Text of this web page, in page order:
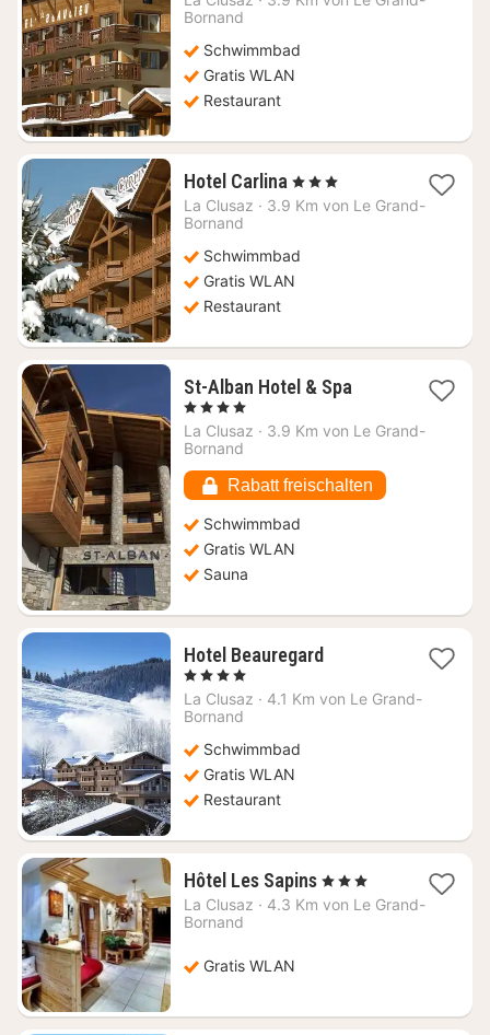
Bornand
Schwimmbad
Gratis WLAN
Restaurant
Hotel Carlina 1
Nacht
€
, 3 Sterne
La Clusaz · 3.9 Km von Le Grand-
Bornand
Schwimmbad
Gratis WLAN
Restaurant
St-Alban Hotel & Spa1
ab
, 4 Sterne
La Clusaz · 3.9 Km von Le Grand-
Bornand
Rabatt freischalten
Schwimmbad
Gratis WLAN
Sauna
Hotel Beauregard1
ab
, 4 Sterne
La Clusaz · 4.1 Km von Le Grand-
Bornand
Schwimmbad
Gratis WLAN
Restaurant
Hôtel Les Sapins1
Nacht
, 3 Sterne
La Clusaz · 4.3 Km von Le Grand-
Bornand
Gratis WLAN